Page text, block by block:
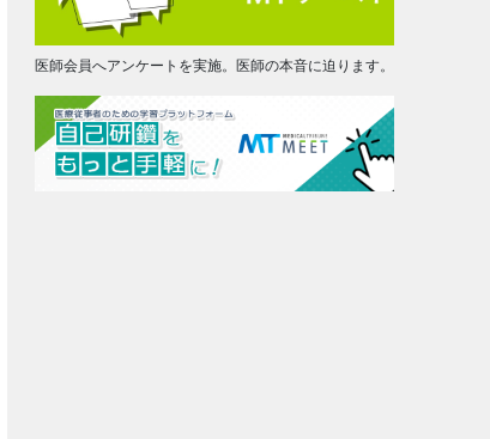
医師会員へアンケートを実施。医師の本音に迫ります。